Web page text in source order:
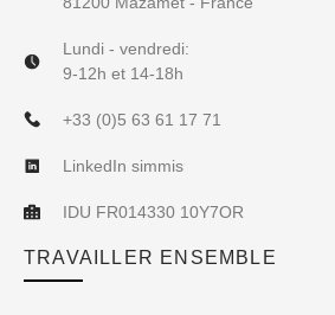
Lundi - vendredi:
9-12h et 14-18h
+33 (0)5 63 61 17 71
LinkedIn simmis
IDU FR014330 10Y7OR
TRAVAILLER ENSEMBLE